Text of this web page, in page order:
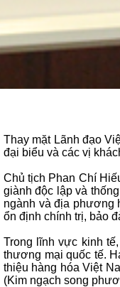
Thay mặt Lãnh đạo
đại biểu và các vị
Chủ tịch Phan Chí
giành độc lập và
ngành và địa phương
ổn định chính trị, bảo
Trong lĩnh vực kinh
thương mại quốc tế.
thiệu hàng hóa Việt
(Kim ngạch song